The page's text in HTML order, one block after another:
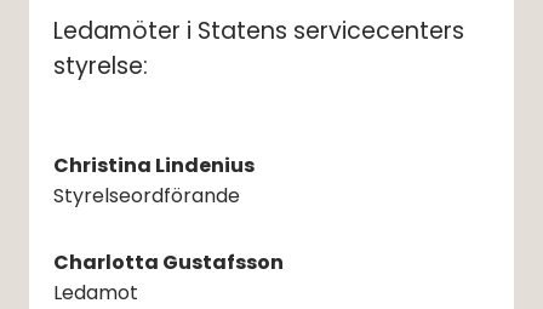
Ledamöter i Statens servicecenters
styrelse:
Christina Lindenius
Styrelseordförande
Charlotta Gustafsson
Ledamot